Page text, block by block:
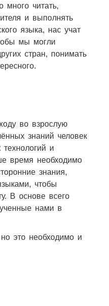
много читать,
и выполнять
языка, нас учат
мы могли
стран, понимать
во взрослую
знаний человек
и
время необходимо
знания,
чтобы
В основе всего
нами в
это необходимо и